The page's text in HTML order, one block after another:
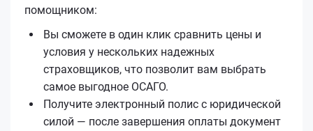
помощником:
Вы сможете в один клик сравнить цены и
условия у нескольких надежных
страховщиков, что позволит вам выбрать
самое выгодное ОСАГО.
Получите электронный полис с юридической
силой — после завершения оплаты документ